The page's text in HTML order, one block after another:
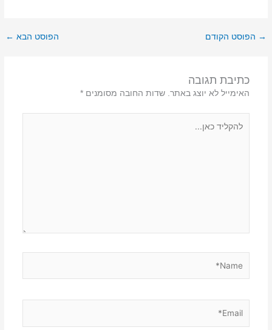
→ הפוסט הקודם הפוסט הבא ←
כתיבת תגובה
האימייל לא יוצג באתר. שדות החובה מסומנים *
כאן...